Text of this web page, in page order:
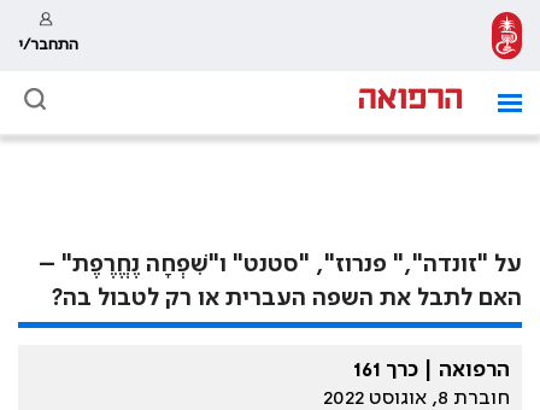
התחבר/י
על "זונדה"," פנרוז", "סטנט" ו"שִׁפְחָה נֶחֱרֶפֶת" –
האם לתבל את השפה העברית או רק לטבול בה?
הרפואה | כרך 161
חוברת 8, אוגוסט 2022